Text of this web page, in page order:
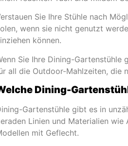
Sie Ihre Stühle nach
wenn sie nicht genutzt
können.
Sie Ihre Dining-
all die Outdoor-Mahlzeiten, die
Dining-
Gartenstühle gibt es in
Linien und Materialien
mit Geflecht.